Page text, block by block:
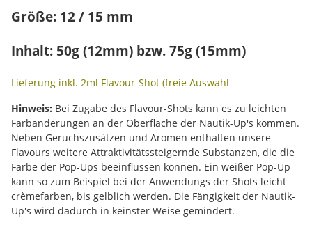
Größe: 12 / 15 mm
Inhalt: 50g (12mm) bzw. 75g (15mm)
Lieferung inkl. 2ml Flavour-Shot (freie Auswahl
Hinweis: Bei Zugabe des Flavour-Shots kann es zu leichten
Farbänderungen an der Oberfläche der Nautik-Up's kommen.
Neben Geruchszusätzen und Aromen enthalten unsere
Flavours weitere Attraktivitätssteigernde Substanzen, die die
Farbe der Pop-Ups beeinflussen können. Ein weißer Pop-Up
kann so zum Beispiel bei der Anwendungs der Shots leicht
crèmefarben, bis gelblich werden. Die Fängigkeit der Nautik-
Up's wird dadurch in keinster Weise gemindert.